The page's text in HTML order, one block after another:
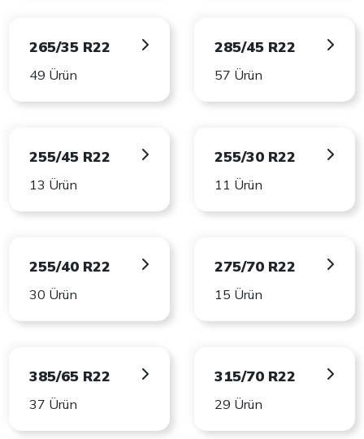
265/35 R22
49 Ürün
285/45 R22
57 Ürün
255/45 R22
13 Ürün
255/30 R22
11 Ürün
255/40 R22
30 Ürün
275/70 R22
15 Ürün
385/65 R22
37 Ürün
315/70 R22
29 Ürün